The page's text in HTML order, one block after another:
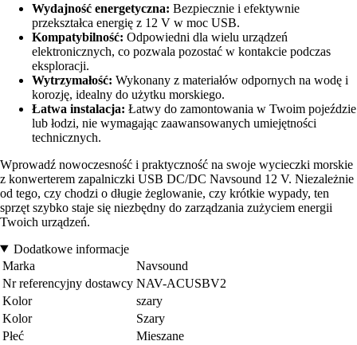
Wydajność energetyczna: Bezpiecznie i efektywnie
przekształca energię z 12 V w moc USB.
Kompatybilność: Odpowiedni dla wielu urządzeń
elektronicznych, co pozwala pozostać w kontakcie podczas
eksploracji.
Wytrzymałość: Wykonany z materiałów odpornych na wodę i
korozję, idealny do użytku morskiego.
Łatwa instalacja: Łatwy do zamontowania w Twoim pojeździe
lub łodzi, nie wymagając zaawansowanych umiejętności
technicznych.
Wprowadź nowoczesność i praktyczność na swoje wycieczki morskie
z konwerterem zapalniczki USB DC/DC Navsound 12 V. Niezależnie
od tego, czy chodzi o długie żeglowanie, czy krótkie wypady, ten
sprzęt szybko staje się niezbędny do zarządzania zużyciem energii
Twoich urządzeń.
Dodatkowe informacje
Marka
Navsound
Nr referencyjny dostawcy NAV-ACUSBV2
Kolor
szary
Kolor
Szary
Płeć
Mieszane